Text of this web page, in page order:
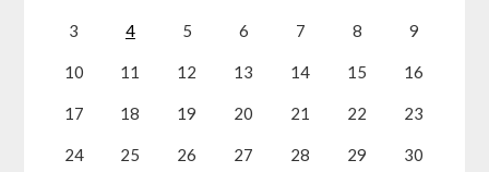
3 4 5 6 7 8 9
10 11 12 13 14 15 16
17 18 19 20 21 22 23
24 25 26 27 28 29 30